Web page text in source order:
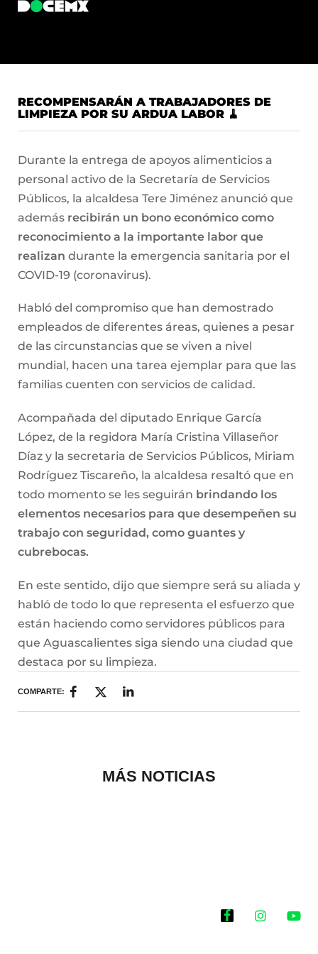
RECOMPENSARÁN A TRABAJADORES DE
LIMPIEZA POR SU ARDUA LABOR 🧹
Durante la entrega de apoyos alimenticios a
personal activo de la Secretaría de Servicios
Públicos, la alcaldesa Tere Jiménez anunció que
además recibirán un bono económico como
reconocimiento a la importante labor que
realizan durante la emergencia sanitaria por el
COVID-19 (coronavirus).
Habló del compromiso que han demostrado
empleados de diferentes áreas, quienes a pesar
de las circunstancias que se viven a nivel
mundial, hacen una tarea ejemplar para que las
familias cuenten con servicios de calidad.
Acompañada del diputado Enrique García
López, de la regidora María Cristina Villaseñor
Díaz y la secretaria de Servicios Públicos, Miriam
Rodríguez Tiscareño, la alcaldesa resaltó que en
todo momento se les seguirán brindando los
elementos necesarios para que desempeñen su
trabajo con seguridad, como guantes y
cubrebocas.
En este sentido, dijo que siempre será su aliada y
habló de todo lo que representa el esfuerzo que
están haciendo como servidores públicos para
que Aguascalientes siga siendo una ciudad que
destaca por su limpieza.
COMPARTE:
MÁS NOTICIAS